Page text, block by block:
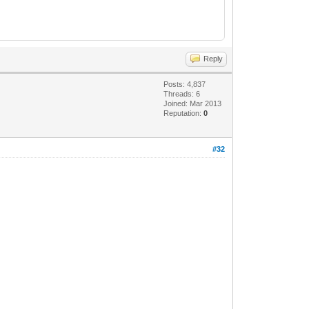
Reply
Posts: 4,837
Threads: 6
Joined: Mar 2013
Reputation:0
#32